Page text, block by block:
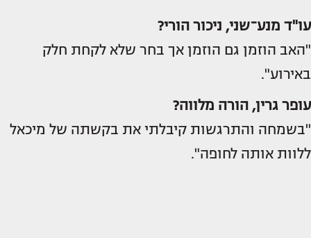
עו"ד מנע־שני, ניכור הורי?
"האב הוזמן גם הוזמן אך בחר שלא לקחת חלק
באירוע".
עופר גרין, הורה מלווה?
"בשמחה והתרגשות קיבלתי את בקשתה של מיכאל
ללוות אותה לחופה".